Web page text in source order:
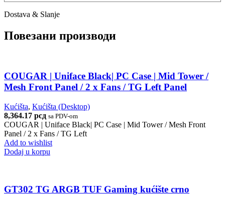
Dostava & Slanje
Повезани производи
COUGAR | Uniface Black| PC Case | Mid Tower /
Mesh Front Panel / 2 x Fans / TG Left Panel
Kućišta, Kućišta (Desktop)
8,364.17 рсд sa PDV-om
COUGAR | Uniface Black| PC Case | Mid Tower / Mesh Front
Panel / 2 x Fans / TG Left
Add to wishlist
Dodaj u korpu
GT302 TG ARGB TUF Gaming kućište crno